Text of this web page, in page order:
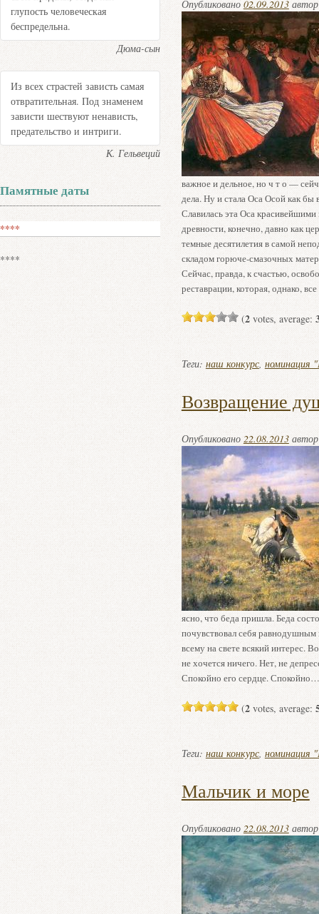
Опубликовано 02.09.2013
важное и дельное, но ч т о —
дела. Ну и стала Оса Осой как бы
Славилась эта Оса
древности, конечно, давно как
темные десятилетия в самой
складом горюче-смазочных
Сейчас, правда, к счастью,
реставрации, которая, однако,
(2votes, average:
Теги: наш конкурс, номинация
Возвращение
Опубликовано 22.08.2013
ясно, что беда пришла. Беда
почувствовал себя
всему на свете всякий интерес.
не хочется ничего. Нет, не
Спокойно его сердце.
(2votes, average:
Теги: наш конкурс, номинация
Мальчик и море
Опубликовано 22.08.2013
глупость человеческая
беспредельна.
Дюма-сын
Из всех страстей зависть самая
отвратительная. Под знаменем
зависти шествуют ненависть,
предательство и интриги.
К. Гельвеций
Памятные даты
****
****